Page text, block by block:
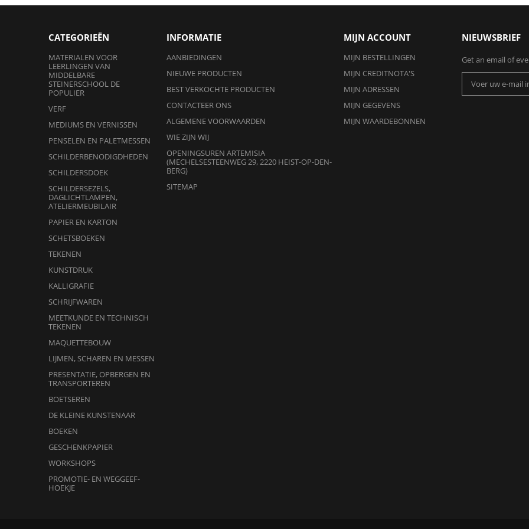
CATEGORIEËN
MATERIALEN VOOR
LEERLINGEN VAN
MIDDELBARE
STEINERSCHOOL DE
POPULIER
VERF
MEDIUMS EN VERNISSEN
PENSELEN EN PALETMESSEN
SCHILDERBENODIGDHEDEN
SCHILDERSDOEK
SCHILDERSEZELS,
DAGLICHTLAMPEN,
ATELIERMEUBILAIR
PAPIER EN KARTON
SCHETSBOEKEN
TEKENEN
KUNSTDRUK
KALLIGRAFIE
SCHRIJFWAREN
MEETKUNDE EN TECHNISCH
TEKENEN
MAQUETTEBOUW
LIJMEN, SCHAREN EN MESSEN
PRESENTATIE, OPBERGEN EN
TRANSPORTEREN
BOETSEREN
DE KLEINE KUNSTENAAR
BOEKEN
GESCHENKPAPIER
WORKSHOPS
PROMOTIE- EN WEGGEEF-
HOEKJE
INFORMATIE
AANBIEDINGEN
NIEUWE PRODUCTEN
BEST VERKOCHTE PRODUCTEN
CONTACTEER ONS
ALGEMENE VOORWAARDEN
WIE ZIJN WIJ
OPENINGSUREN ARTEMISIA
(MECHELSESTEENWEG 29, 2220 HEIST-OP-DEN-
BERG)
SITEMAP
MIJN ACCOUNT
MIJN BESTELLINGEN
MIJN CREDITNOTA'S
MIJN ADRESSEN
MIJN GEGEVENS
MIJN WAARDEBONNEN
NIEUWSBRIEF
Get an email of